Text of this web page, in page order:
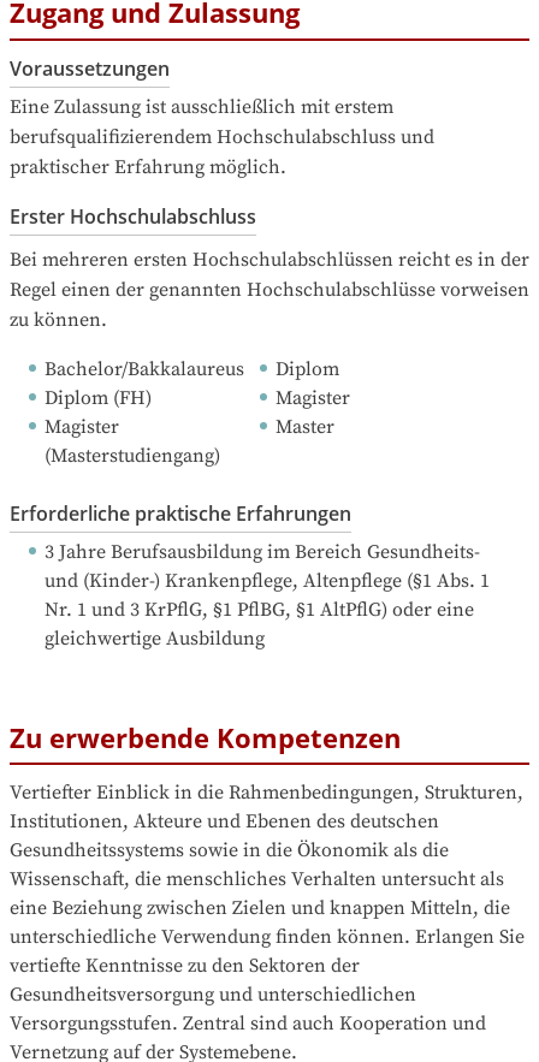
Zugang und Zulassung
Voraussetzungen
Eine Zulassung ist ausschließlich mit erstem
berufsqualifizierendem Hochschulabschluss und
praktischer Erfahrung möglich.
Erster Hochschulabschluss
Bei mehreren ersten Hochschulabschlüssen reicht es in der
Regel einen der genannten Hochschulabschlüsse vorweisen
zu können.
Bachelor/Bakkalaureus
Diplom
Diplom (FH)
Magister
Magister
(Masterstudiengang)
Master
Erforderliche praktische Erfahrungen
3 Jahre Berufsausbildung im Bereich Gesundheits-
und (Kinder-) Krankenpflege, Altenpflege (§1 Abs. 1
Nr. 1 und 3 KrPflG, §1 PflBG, §1 AltPflG) oder eine
gleichwertige Ausbildung
Zu erwerbende Kompetenzen
Vertiefter Einblick in die Rahmenbedingungen, Strukturen,
Institutionen, Akteure und Ebenen des deutschen
Gesundheitssystems sowie in die Ökonomik als die
Wissenschaft, die menschliches Verhalten untersucht als
eine Beziehung zwischen Zielen und knappen Mitteln, die
unterschiedliche Verwendung finden können. Erlangen Sie
vertiefte Kenntnisse zu den Sektoren der
Gesundheitsversorgung und unterschiedlichen
Versorgungsstufen. Zentral sind auch Kooperation und
Vernetzung auf der Systemebene.